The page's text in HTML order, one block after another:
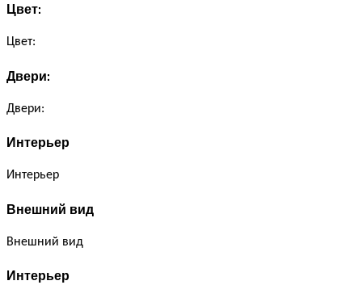
Цвет:
Цвет:
Двери:
Двери:
Интерьер
Интерьер
Внешний вид
Внешний вид
Интерьер